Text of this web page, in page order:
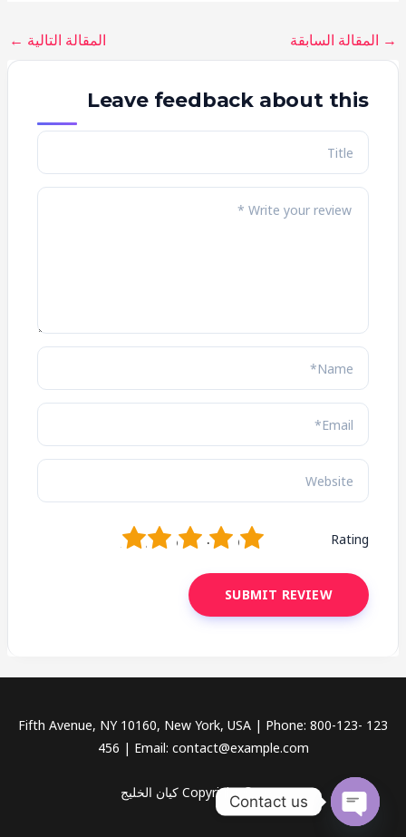
→ المقالة السابقة المقالة التالية ←
Leave feedback about this
Rating
5
4
3
2
123 Fifth Avenue, NY 10160, New York, USA | Phone: 800-123-
456 | Email: contact@example.com
Copyright © 2026 كيان الخليج
Contact us
OPEN